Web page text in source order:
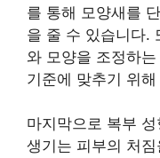
를 통해 모양새를
을 줄 수 있습니다.
와 모양을 조정하
기준에 맞추기 위
마지막으로 복부
생기는 피부의 처